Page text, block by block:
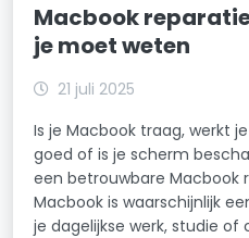
Macbook
je moet weten
21 juli 2025
Is je Macbook traag, werkt
goed of is je scherm
een betrouwbare Macbook
Macbook is waarschijnlijk
je dagelijkse werk, studie of